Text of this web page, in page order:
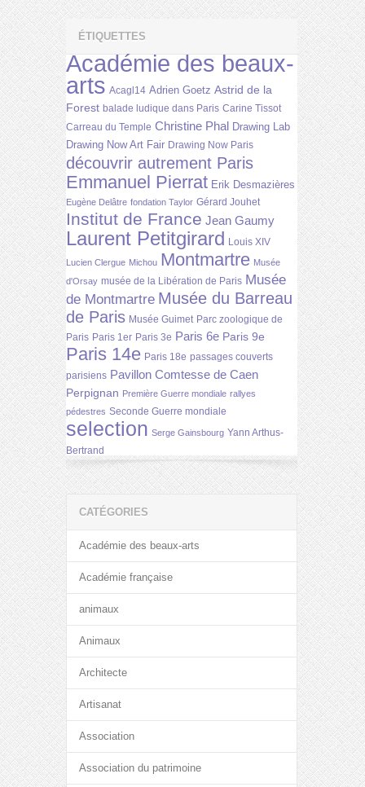
ÉTIQUETTES
Académie des beaux-
arts Acagl14 Adrien Goetz Astrid de la
Forest balade ludique dans Paris Carine Tissot
Carreau du Temple Christine Phal Drawing Lab
Drawing Now Art Fair Drawing Now Paris
découvrir autrement Paris
Emmanuel Pierrat Erik Desmazières
Eugène Delâtre fondation Taylor Gérard Jouhet
Institut de France Jean Gaumy
Laurent Petitgirard Louis XIV
Lucien Clergue Michou Montmartre Musée
d'Orsay musée de la Libération de Paris Musée
de Montmartre Musée du Barreau
de Paris Musée Guimet Parc zoologique de
Paris Paris 1er Paris 3e Paris 6e Paris 9e
Paris 14e Paris 18e passages couverts
parisiens Pavillon Comtesse de Caen
Perpignan Première Guerre mondiale rallyes
pédestres Seconde Guerre mondiale
selection Serge Gainsbourg Yann Arthus-
Bertrand
CATÉGORIES
Académie des beaux-arts
Académie française
animaux
Animaux
Architecte
Artisanat
Association
Association du patrimoine